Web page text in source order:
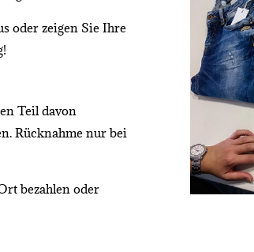
oder zeigen Sie Ihre
Teil davon
Rücknahme nur bei
bezahlen oder